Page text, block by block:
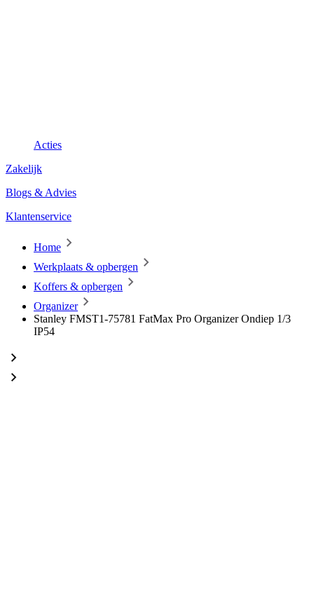
Acties
Zakelijk
Blogs & Advies
Klantenservice
Home
Werkplaats & opbergen
Koffers & opbergen
Organizer
Stanley FMST1-75781 FatMax Pro Organizer Ondiep 1/3
IP54